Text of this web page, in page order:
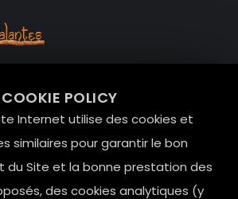
COOKIE POLICY
Internet utilise des cookies et
similaires pour garantir le bon
du Site et la bonne prestation des
des cookies analytiques (y
Paris